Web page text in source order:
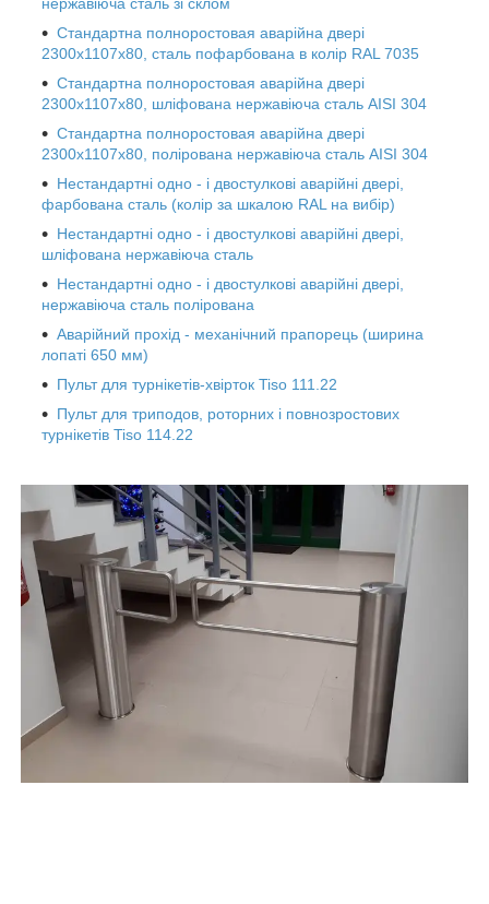
нержавіюча сталь зі склом
Стандартна полноростовая аварійна двері
2300х1107х80, сталь пофарбована в колір RAL 7035
Стандартна полноростовая аварійна двері
2300х1107х80, шліфована нержавіюча сталь AISI 304
Стандартна полноростовая аварійна двері
2300х1107х80, полірована нержавіюча сталь AISI 304
Нестандартні одно - і двостулкові аварійні двері,
фарбована сталь (колір за шкалою RAL на вибір)
Нестандартні одно - і двостулкові аварійні двері,
шліфована нержавіюча сталь
Нестандартні одно - і двостулкові аварійні двері,
нержавіюча сталь полірована
Аварійний прохід - механічний прапорець (ширина
лопаті 650 мм)
Пульт для турнікетів-хвірток Tiso 111.22
Пульт для триподов, роторних і повнозростових
турнікетів Tiso 114.22